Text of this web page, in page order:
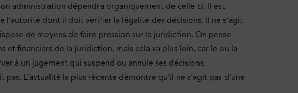
administration dépendra organiquement de celle-ci. Il est
l’autorité dont il doit vérifier la légalité des décisions. Il ne s’agit
de moyens de faire pression sur la juridiction. On pense
et financiers de la juridiction, mais cela va plus loin, car le ou la
à un jugement qui suspend ou annule ses décisions.
L’actualité la plus récente démontre qu’il ne s’agit pas d’une